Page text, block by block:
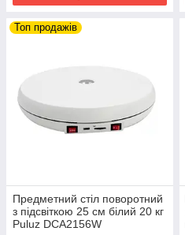
Топ продажів
Предметний стіл поворотний
з підсвіткою 25 см білий 20 кг
Puluz DCA2156W